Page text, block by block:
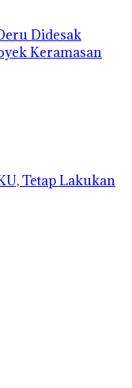
Didesak
Keramasan
Tetap Lakukan